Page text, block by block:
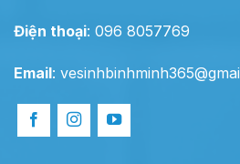
Điện thoại: 096 8057769
Email: